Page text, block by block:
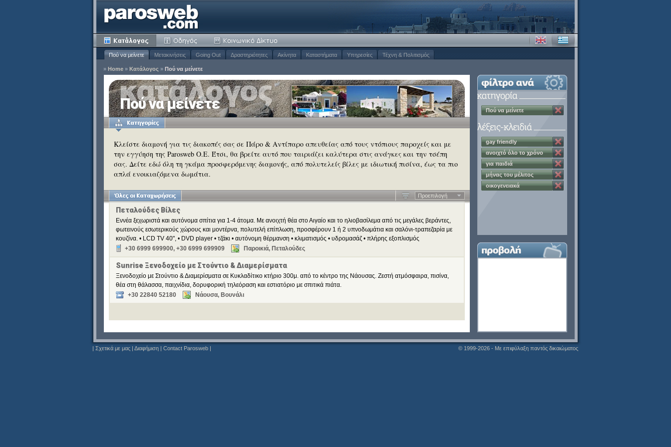
Πού να μείνετε Μετακινήσεις Going Out Δραστηριότητες Ακίνητα Καταστήματα Υπηρεσίες Τέχνη & Πολιτισμός
» Home » Κατάλογος » Πού να μείνετε
Πού να μείνετε
Κλείστε διαμονή για τις διακοπές σας σε Πάρο & Αντίπαρο απευθείας από τους ντόπιους παροχείς και με
την εγγύηση της Parosweb Ο.Ε. Έτσι, θα βρείτε αυτό που ταιριάζει καλύτερα στις ανάγκες και την τσέπη
σας. Δείτε εδώ όλη τη γκάμα προσφερόμενης διαμονής, από πολυτελείς βίλες με ιδιωτική πισίνα, έως τα πιο
απλά ενοικιαζόμενα δωμάτια.
Προεπιλογή
Πεταλούδες Βίλες
Εννέα ξεχωριστά και αυτόνομα σπίτια για 1-4 άτομα. Με ανοιχτή θέα στο Αιγαίο και το ηλιοβασίλεμα από τις μεγάλες βεράντες,
φωτεινούς εσωτερικούς χώρους και μοντέρνα, πολυτελή επίπλωση, προσφέρουν 1 ή 2 υπνοδωμάτια και σαλόνι-τραπεζαρία με
κουζίνα. • LCD TV 40", • DVD player • τζάκι • αυτόνομη θέρμανση • κλιματισμός • υδρομασάζ • πλήρης εξοπλισμός
+30 6999 699900, +30 6999 699909
Παροικιά, Πεταλούδες
Sunrise Ξενοδοχείο με Στούντιο & Διαμερίσματα
Ξενοδοχείο με Στούντιο & Διαμερίσματα σε Κυκλαδίτικο κτήριο 300μ. από το κέντρο της Νάουσας. Ζεστή ατμόσφαιρα, πισίνα,
θέα στη θάλασσα, παιχνίδια, δορυφορική τηλεόραση και εστιατόριο με σπιτικά πιάτα.
+30 22840 52180
Νάουσα, Βουνάλι
Πού να μείνετε
gay friendly
ανοιχτό όλο το χρόνο
για παιδιά
μήνας του μέλιτος
οικογενειακά
| Σχετικά με μας | Διαφήμιση | Contact Parosweb | © 1999-2026 - Με επιφύλαξη παντός δικαιώματος